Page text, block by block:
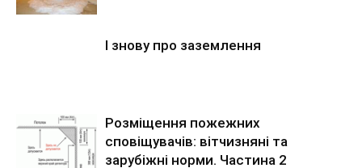
І знову про заземлення
Розміщення пожежних
сповіщувачів: вітчизняні та
зарубіжні норми. Частина 2